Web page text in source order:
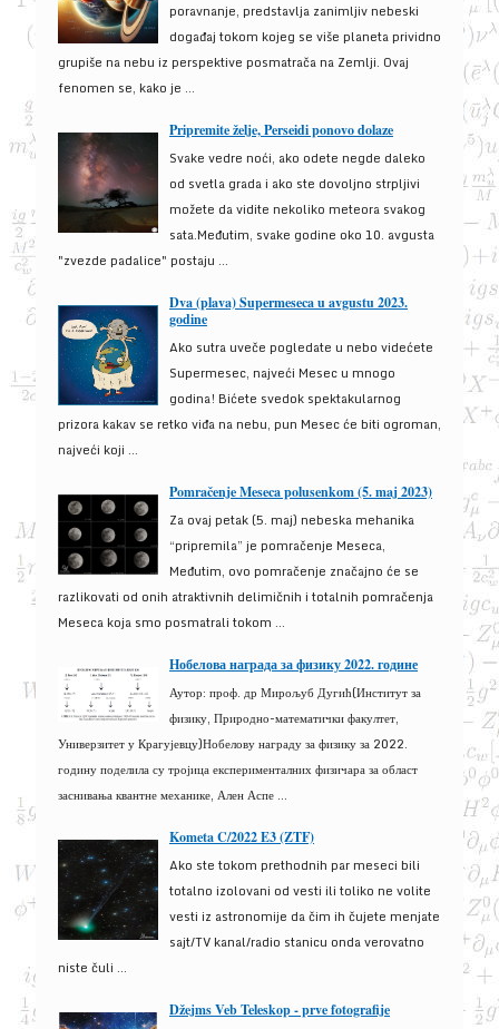
poravnanje, predstavlja zanimljiv nebeski
događaj tokom kojeg se više planeta prividno
grupiše na nebu iz perspektive posmatrača na Zemlji. Ovaj
fenomen se, kako je ...
Pripremite želje, Perseidi ponovo dolaze
Svake vedre noći, ako odete negde daleko
od svetla grada i ako ste dovoljno strpljivi
možete da vidite nekoliko meteora svakog
sata.Međutim, svake godine oko 10. avgusta
"zvezde padalice" postaju ...
Dva (plava) Supermeseca u avgustu 2023.
godine
Ako sutra uveče pogledate u nebo videćete
Supermesec, najveći Mesec u mnogo
godina! Bićete svedok spektakularnog
prizora kakav se retko viđa na nebu, pun Mesec će biti ogroman,
najveći koji ...
Pomračenje Meseca polusenkom (5. maj 2023)
Za ovaj petak (5. maj) nebeska mehanika
“pripremila” je pomračenje Meseca,
Međutim, ovo pomračenje značajno će se
razlikovati od onih atraktivnih delimičnih i totalnih pomračenja
Meseca koja smo posmatrali tokom ...
Нобелова награда за физику 2022. године
Аутор: проф. др Мирољуб Дугић(Институт за
физику, Природно-математички факултет,
Универзитет у Крагујевцу)Нобелову награду за физику за 2022.
годину поделила су тројица експерименталних физичара за област
заснивања квантне механике, Ален Аспе ...
Kometa C/2022 E3 (ZTF)
Ako ste tokom prethodnih par meseci bili
totalno izolovani od vesti ili toliko ne volite
vesti iz astronomije da čim ih čujete menjate
sajt/TV kanal/radio stanicu onda verovatno
niste čuli ...
Džejms Veb Teleskop - prve fotografije